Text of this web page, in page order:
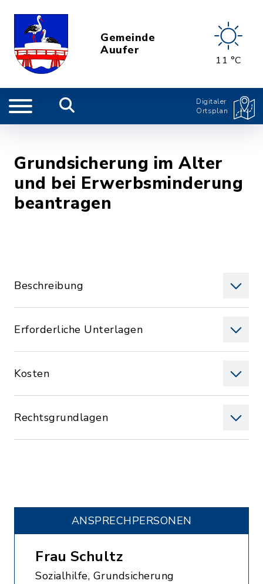
Gemeinde
Auufer
11 °C
Digitaler
Ortsplan
Grundsicherung im Alter
und bei Erwerbsminderung
beantragen
Beschreibung
Erforderliche Unterlagen
Kosten
Rechtsgrundlagen
ANSPRECHPERSONEN
Frau Schultz
Sozialhilfe, Grundsicherung